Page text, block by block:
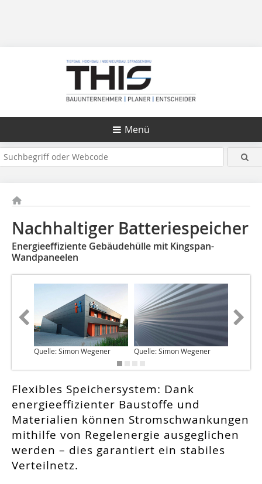
Menü
Nachhaltiger Batteriespeicher
Energieeffiziente Gebäudehülle mit Kingspan-
Wandpaneelen
Quelle: Simon Wegener Quelle: Simon Wegener
Flexibles Speichersystem: Dank
energieeffizienter Baustoffe und
Materialien können Stromschwankungen
mithilfe von Regelenergie ausgeglichen
werden – dies garantiert ein stabiles
Verteilnetz.